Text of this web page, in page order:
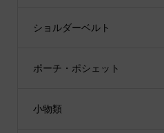
ショルダーベルト
ポーチ・ポシェット
小物類